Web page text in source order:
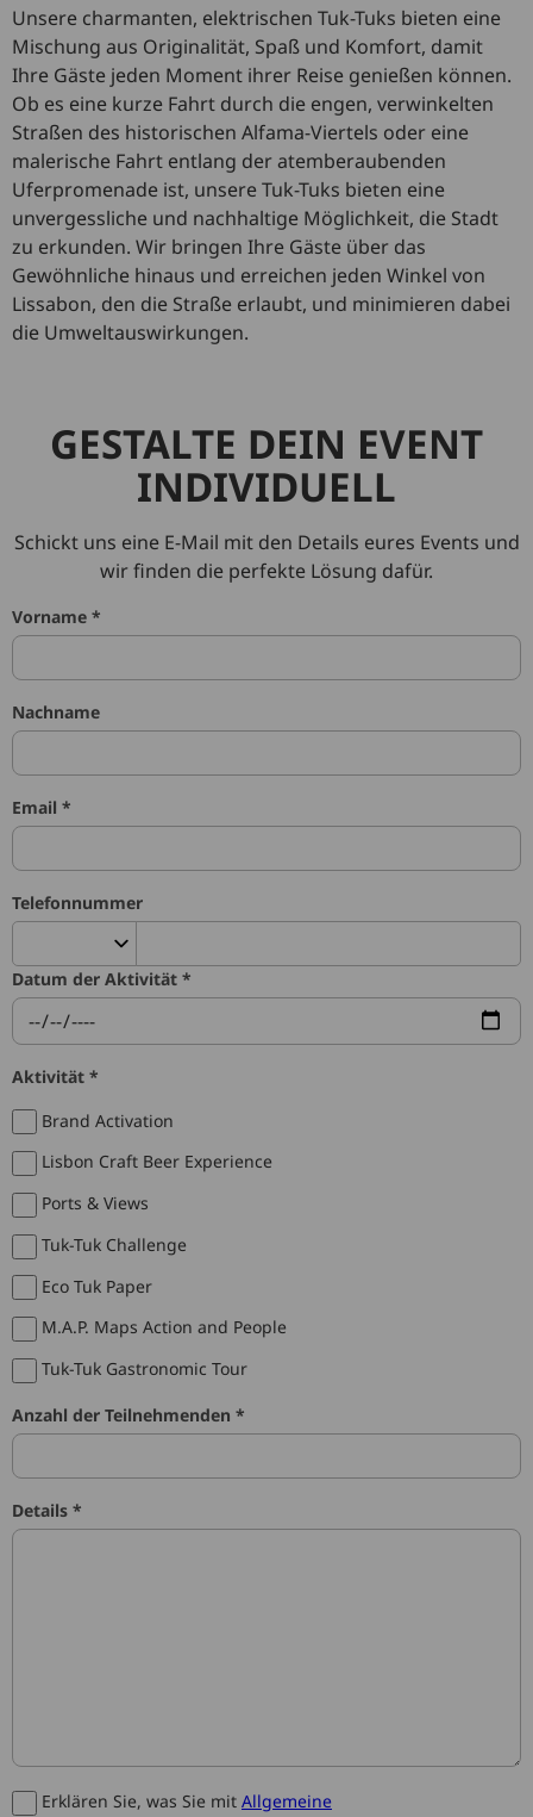
Unsere charmanten, elektrischen Tuk-Tuks bieten eine
Mischung aus Originalität, Spaß und Komfort, damit
Ihre Gäste jeden Moment ihrer Reise genießen können.
Ob es eine kurze Fahrt durch die engen, verwinkelten
Straßen des historischen Alfama-Viertels oder eine
malerische Fahrt entlang der atemberaubenden
Uferpromenade ist, unsere Tuk-Tuks bieten eine
unvergessliche und nachhaltige Möglichkeit, die Stadt
zu erkunden. Wir bringen Ihre Gäste über das
Gewöhnliche hinaus und erreichen jeden Winkel von
Lissabon, den die Straße erlaubt, und minimieren dabei
die Umweltauswirkungen.
GESTALTE DEIN EVENT
INDIVIDUELL
Schickt uns eine E-Mail mit den Details eures Events und
wir finden die perfekte Lösung dafür.
Vorname *
Nachname
Email *
Telefonnummer
Datum der Aktivität *
Aktivität *
Brand Activation
Lisbon Craft Beer Experience
Ports & Views
Tuk-Tuk Challenge
Eco Tuk Paper
M.A.P. Maps Action and People
Tuk-Tuk Gastronomic Tour
Anzahl der Teilnehmenden *
Details *
Erklären Sie, was Sie mit Allgemeine